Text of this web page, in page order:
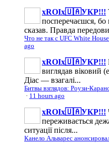
xROIx🇺🇦УКР!!!
посперечаєшся, бо
сказав. Правда
Что не так с UFC White
ago
xROIx🇺🇦УКР!!!
виглядав віковий
Діас — взагалі...
Битвы взглядов: Роузи-
· 11 hours ago
xROIx🇺🇦УКР!!!
переживається
ситуації після...
Канело Альварес